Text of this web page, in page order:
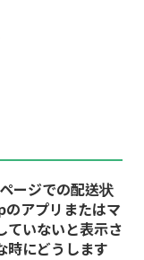
ージでの配送状
アプリまたはマ
ていないと表示さ
時にどうします